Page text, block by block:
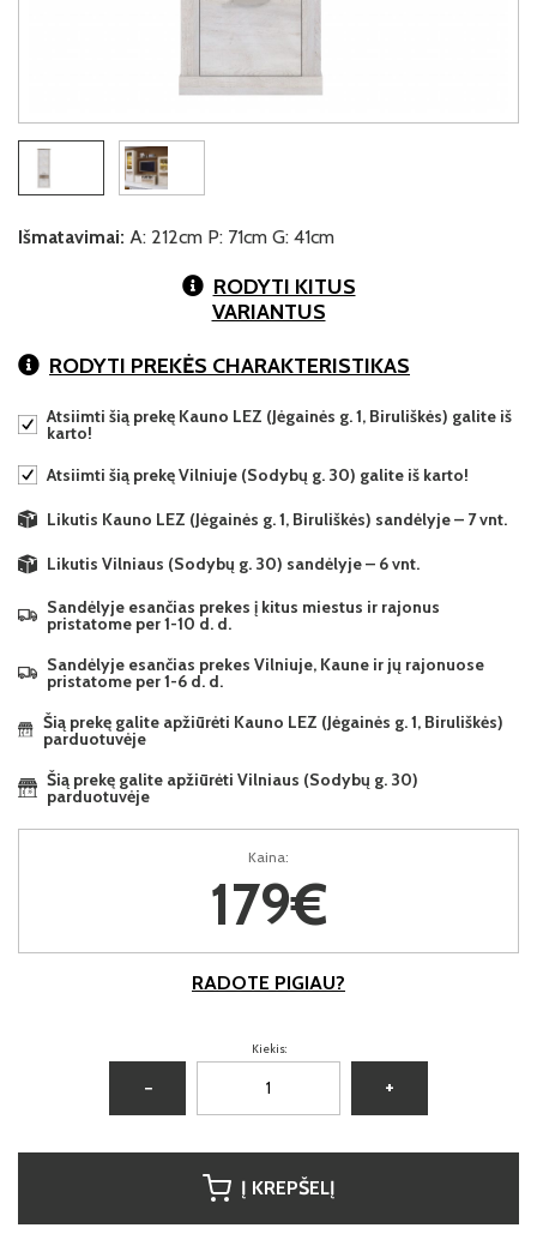
Išmatavimai: A: 212cm P: 71cm G: 41cm
RODYTI KITUS
VARIANTUS
RODYTI PREKĖS CHARAKTERISTIKAS
Atsiimti šią prekę Kauno LEZ (Jėgainės g. 1, Biruliškės) galite iš
karto!
Atsiimti šią prekę Vilniuje (Sodybų g. 30) galite iš karto!
Likutis Kauno LEZ (Jėgainės g. 1, Biruliškės) sandėlyje – 7 vnt.
Likutis Vilniaus (Sodybų g. 30) sandėlyje – 6 vnt.
Sandėlyje esančias prekes į kitus miestus ir rajonus
pristatome per 1-10 d. d.
Sandėlyje esančias prekes Vilniuje, Kaune ir jų rajonuose
pristatome per 1-6 d. d.
Šią prekę galite apžiūrėti Kauno LEZ (Jėgainės g. 1, Biruliškės)
parduotuvėje
Šią prekę galite apžiūrėti Vilniaus (Sodybų g. 30)
parduotuvėje
Kaina:
179€
RADOTE PIGIAU?
Kiekis:
− +
Į KREPŠELĮ